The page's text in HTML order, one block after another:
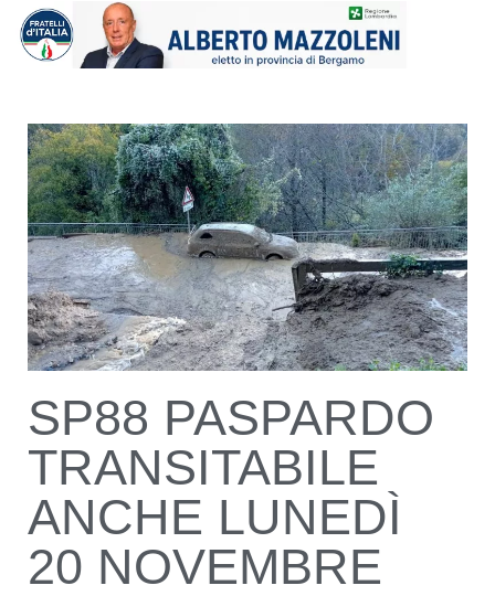
SP88 PASPARDO
TRANSITABILE
ANCHE LUNEDÌ
20 NOVEMBRE